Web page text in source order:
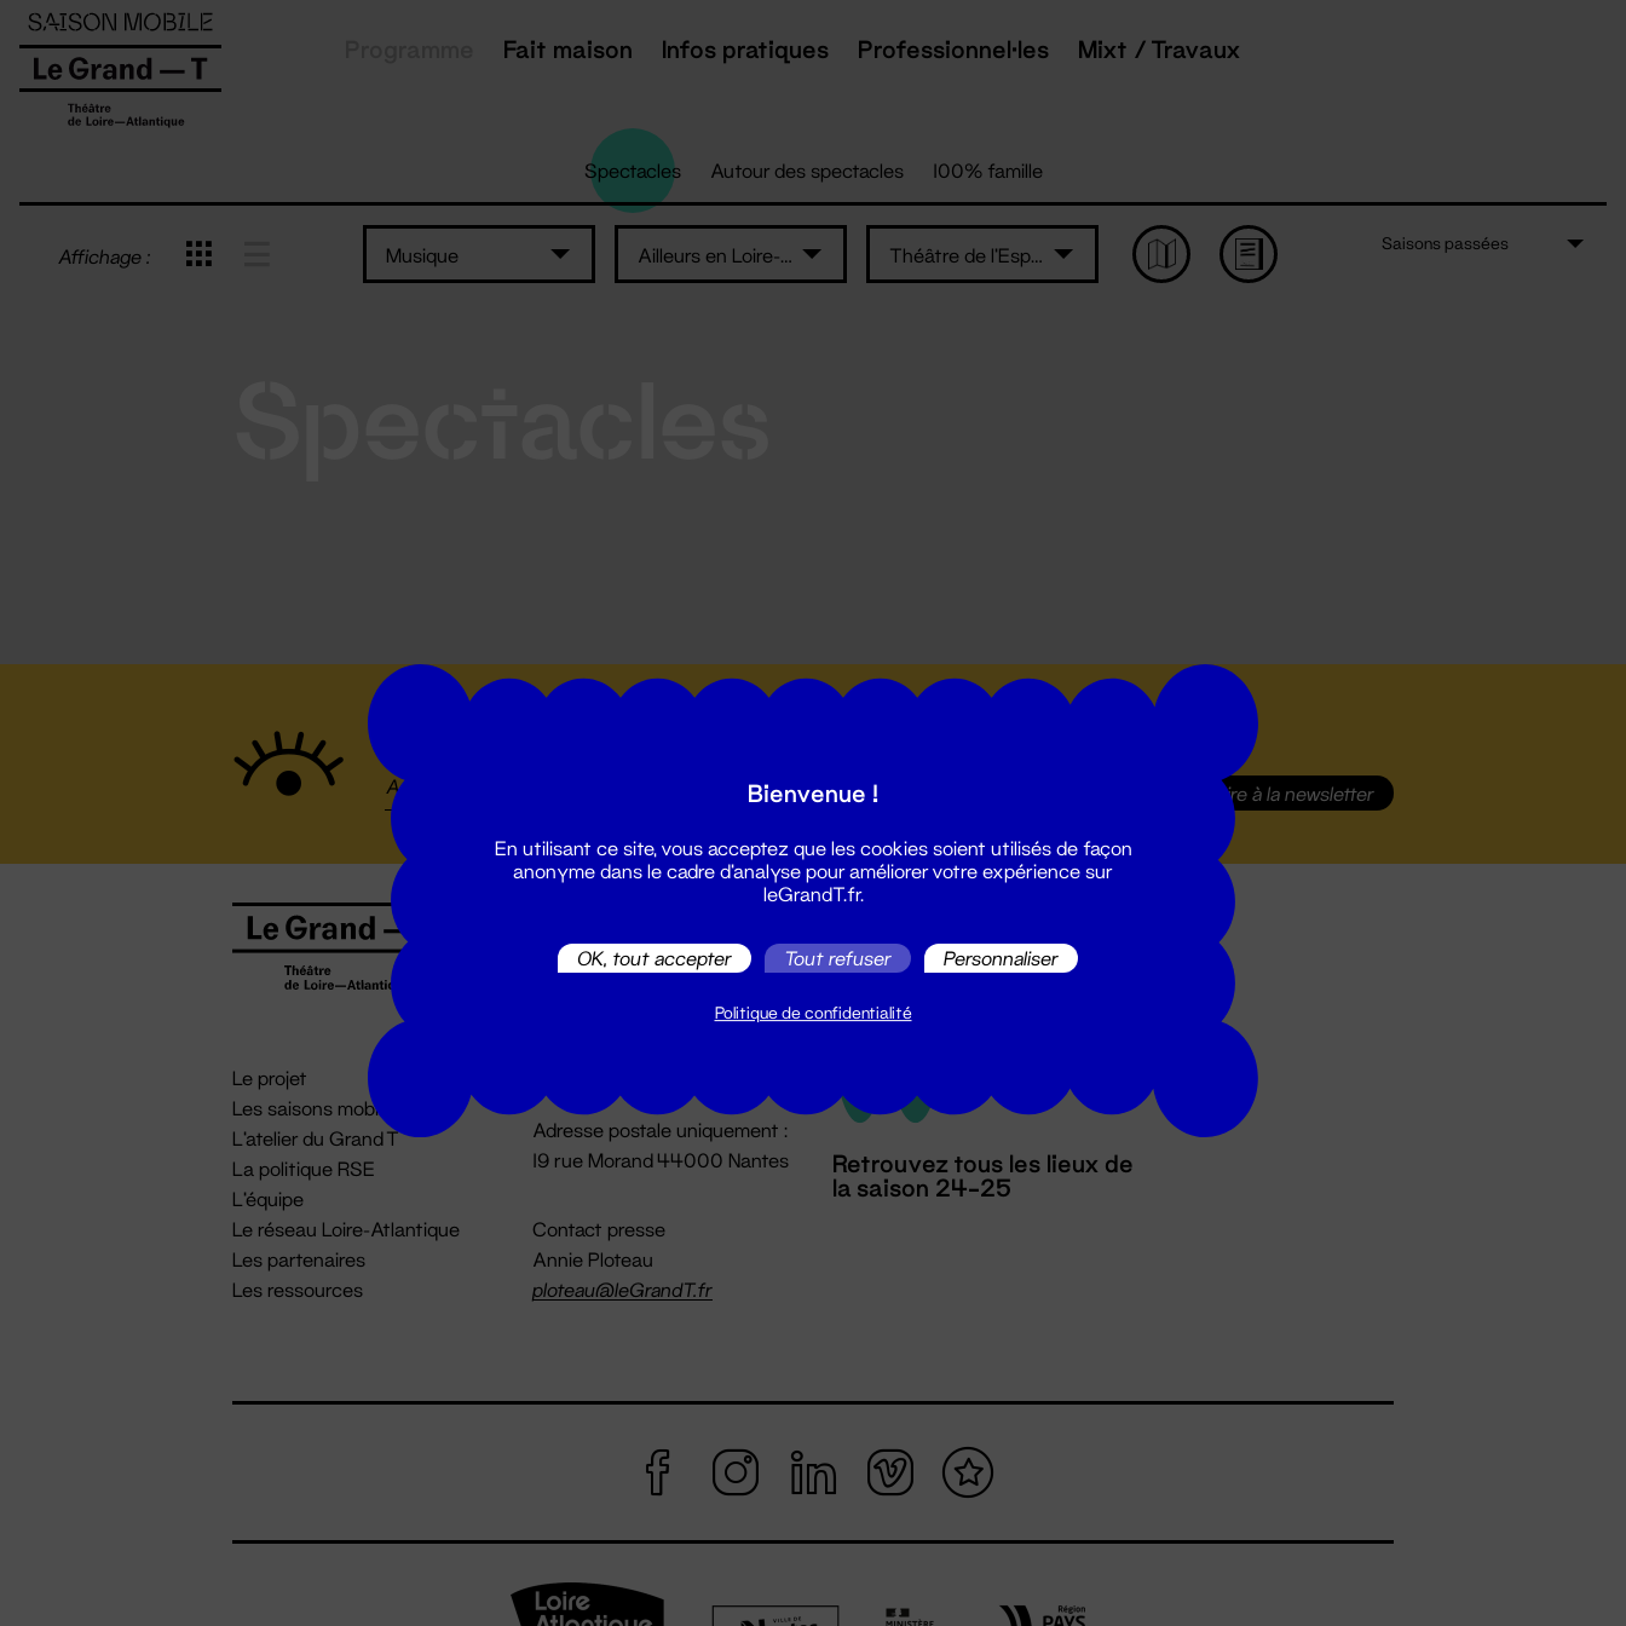
Fait maison Infos pratiques Professionnel·les Mixt / Travaux
Spectacles Autour des spectacles 100% famille
Affichage : Musique Ailleurs en Loire-Atlantique Théâtre de l'Espace de Retz
Saisons passées
S'inscrire à la newsletter
Le projet
Les saisons mobiles
L'atelier du Grand T
La politique RSE
L'équipe
Le réseau Loire-Atlantique
Les partenaires
Les ressources
02 51 88 25 25
billetterie@leGrandT.fr
Du lundi au vendredi 14h → 18h
Adresse postale uniquement :
19 rue Morand 44000 Nantes
Contact presse
Annie Ploteau
ploteau@leGrandT.fr
Retrouvez tous les lieux de
la saison 24-25
Panneau de gestion des cookies
Bienvenue !
En utilisant ce site, vous acceptez que les cookies soient utilisés de façon
anonyme dans le cadre d'analyse pour améliorer votre expérience sur
leGrandT.fr.
OK, tout accepter Tout refuser Personnaliser
Politique de confidentialité